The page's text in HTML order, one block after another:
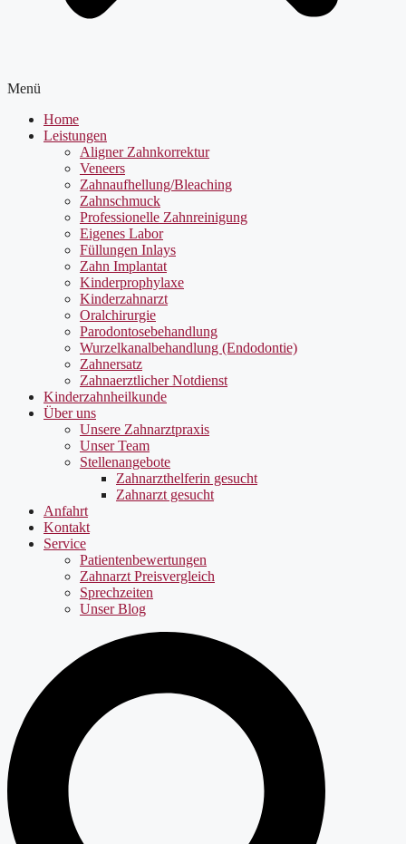
Menü
Home
Leistungen
Aligner Zahnkorrektur
Veneers
Zahnaufhellung/Bleaching
Zahnschmuck
Professionelle Zahnreinigung
Eigenes Labor
Füllungen Inlays
Zahn Implantat
Kinderprophylaxe
Kinderzahnarzt
Oralchirurgie
Parodontosebehandlung
Wurzelkanalbehandlung (Endodontie)
Zahnersatz
Zahnaerztlicher Notdienst
Kinderzahnheilkunde
Über uns
Unsere Zahnarztpraxis
Unser Team
Stellenangebote
Zahnarzthelferin gesucht
Zahnarzt gesucht
Anfahrt
Kontakt
Service
Patientenbewertungen
Zahnarzt Preisvergleich
Sprechzeiten
Unser Blog